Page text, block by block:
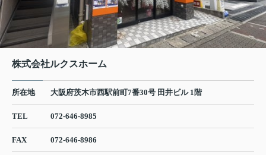
株式会社ルクスホーム
所在地 大阪府茨木市西駅前町7番30号 田井ビル 1階
TEL 072-646-8985
FAX 072-646-8986